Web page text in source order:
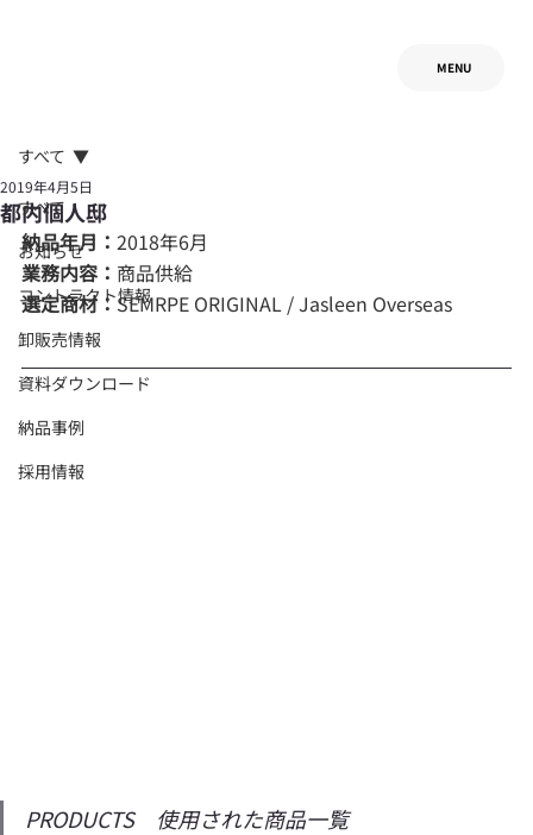
MENU
すべて
お知らせ
コントラクト情報
卸販売情報
資料ダウンロード
納品事例
採用情報
すべて
都内個人邸
2019年4月5日
納品年月： 2018年6月
業務内容： 商品供給
選定商材：SEMRPE ORIGINAL / Jasleen Overseas
PRODUCTS　使用された商品一覧